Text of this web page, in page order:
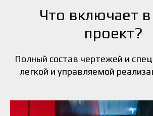
Что включает в
проект?
Полный состав чертежей и
легкой и управляемой